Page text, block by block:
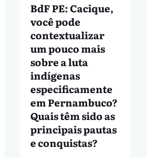
BdF PE: Cacique,
você pode
contextualizar
um pouco mais
sobre a luta
indígenas
especificamente
em Pernambuco?
Quais têm sido as
principais pautas
e conquistas?